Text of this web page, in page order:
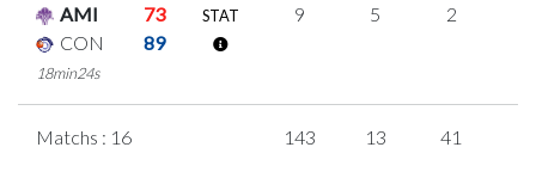
AMI
73
CON
89
18min24s
STAT 9 5 2
Matchs : 16 143 13 41